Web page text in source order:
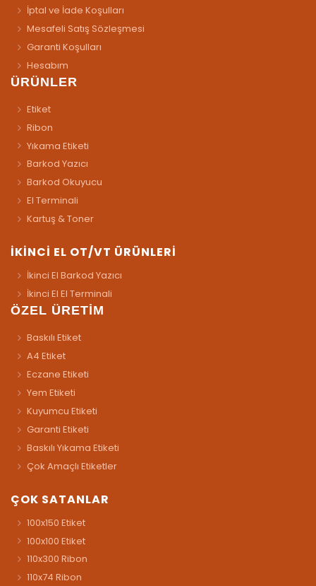
İptal ve İade Koşulları
Mesafeli Satış Sözleşmesi
Garanti Koşulları
Hesabım
ÜRÜNLER
Etiket
Ribon
Yıkama Etiketi
Barkod Yazıcı
Barkod Okuyucu
El Terminali
Kartuş & Toner
İKİNCİ EL OT/VT ÜRÜNLERİ
İkinci El Barkod Yazıcı
İkinci El El Terminali
ÖZEL ÜRETİM
Baskılı Etiket
A4 Etiket
Eczane Etiketi
Yem Etiketi
Kuyumcu Etiketi
Garanti Etiketi
Baskılı Yıkama Etiketi
Çok Amaçlı Etiketler
ÇOK SATANLAR
100x150 Etiket
100x100 Etiket
110x300 Ribon
110x74 Ribon